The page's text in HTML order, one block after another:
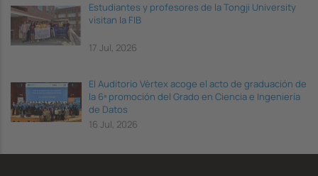
Estudiantes y profesores de la Tongji University
visitan la FIB
17 Jul, 2026
El Auditorio Vèrtex acoge el acto de graduación de
la 6ª promoción del Grado en Ciencia e Ingeniería
de Datos
16 Jul, 2026